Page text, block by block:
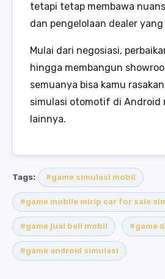
tetapi tetap membawa
dan pengelolaan dealer yang
Mulai dari negosiasi,
hingga membangun
semuanya bisa kamu
simulasi otomotif di Android
lainnya.
Tags: #game simulasi mobil
#game mobile mirip car for sale
#game jual beli mobil #game
#game android simulasi